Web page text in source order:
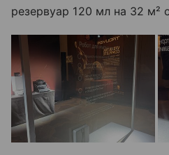
резервуар 120 мл на 32 м²